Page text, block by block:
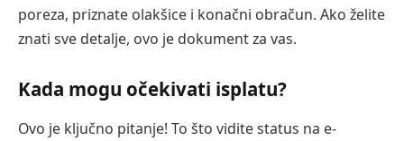
poreza, priznate olakšice i konačni obračun. Ako želite
znati sve detalje, ovo je dokument za vas.
Kada mogu očekivati isplatu?
Ovo je ključno pitanje! To što vidite status na e-